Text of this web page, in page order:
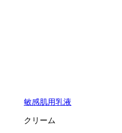
敏感肌用乳液
クリーム